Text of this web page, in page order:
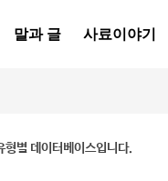
말과 글 사료이야기
형별 데이터베이스입니다.